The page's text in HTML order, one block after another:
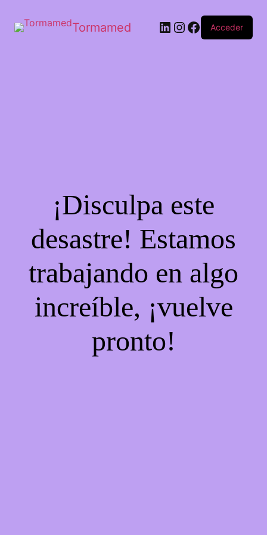
Tormamed Acceder
¡Disculpa este
desastre! Estamos
trabajando en algo
increíble, ¡vuelve
pronto!